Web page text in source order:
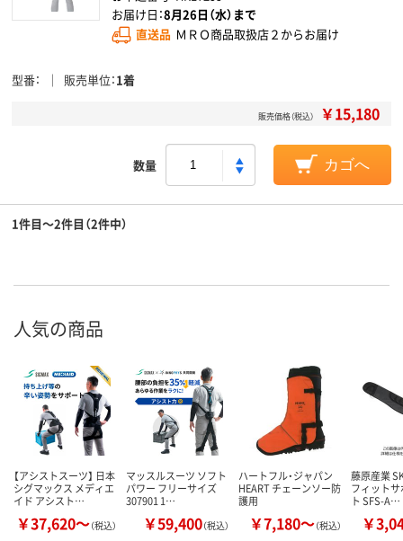
お届け日：8月26日（水）まで
直送品 ＭＲＯ商品取扱店２からお届け
型番 販売単位 1着
販売価格（税込） ￥15,180
数量 カゴへ
1件目～2件目（2件中）
人気の商品
【アシストスーツ】 日本
シグマックス メディエ
イド アシスト…
￥37,620～（税込）
マッスルスーツ ソフト
パワー フリーサイズ
307901 1…
￥59,400（税込）
ハートフル・ジャパン
HEART チェーンソー防
護用
￥7,180～（税込）
藤原産業
フィット
ト SFS-A…
￥